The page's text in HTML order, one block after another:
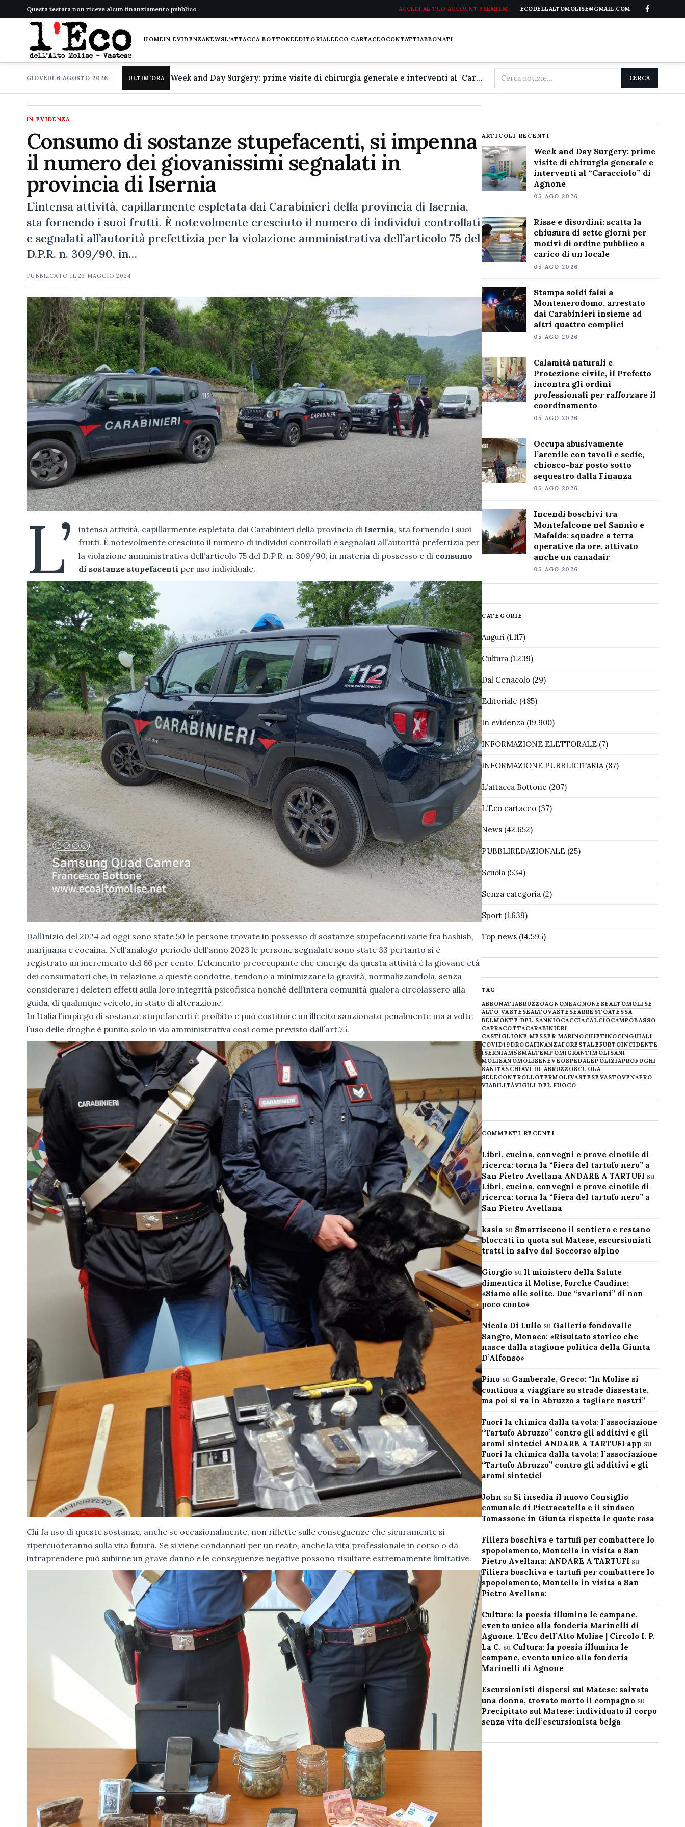
Questa testata non riceve alcun finanziamento pubblico ACCEDI AL TUO ACCOUNT PREMIUM ECODELLALTOMOLISE@GMAIL.COM
HOMEIN EVIDENZANEWSL'ATTACCA BOTTONEEDITORIALEECO CARTACEOCONTATTIABBONATI
GIOVEDÌ 6 AGOSTO 2026 ULTIM'ORA Week and Day Surgery: prime visite di chirurgia generale e interventi al "Caracciolo" di Agnone
Cerca
nel
CERCA
IN EVIDENZA
Consumo di sostanze stupefacenti, si impenna
il numero dei giovanissimi segnalati in
provincia di Isernia
L’intensa attività, capillarmente espletata dai Carabinieri della provincia di Isernia,
sta fornendo i suoi frutti. È notevolmente cresciuto il numero di individui controllati
e segnalati all’autorità prefettizia per la violazione amministrativa dell’articolo 75 del
D.P.R. n. 309/90, in…
PUBBLICATO IL23 MAGGIO 2024
L’ intensa attività, capillarmente espletata dai Carabinieri della provincia di Isernia, sta fornendo i suoi
frutti. È notevolmente cresciuto il numero di individui controllati e segnalati all’autorità prefettizia per
la violazione amministrativa dell’articolo 75 del D.P.R. n. 309/90, in materia di possesso e di consumo
di sostanze stupefacenti per uso individuale.
Dall’inizio del 2024 ad oggi sono state 50 le persone trovate in possesso di sostanze stupefacenti varie fra hashish,
marijuana e cocaina. Nell’analogo periodo dell’anno 2023 le persone segnalate sono state 33 pertanto si è
registrato un incremento del 66 per cento. L’elemento preoccupante che emerge da questa attività è la giovane età
dei consumatori che, in relazione a queste condotte, tendono a minimizzare la gravità, normalizzandola, senza
considerare i deleteri effetti sulla loro integrità psicofisica nonché dell’intera comunità qualora circolassero alla
guida, di qualunque veicolo, in stato di alterazione.
In Italia l’impiego di sostanze stupefacenti è proibito e può costituire un illecito sanzionato penalmente ma a volte
l’uso delle droghe è punito solo in via amministrativa così come previsto dall’art.75.
Chi fa uso di queste sostanze, anche se occasionalmente, non riflette sulle conseguenze che sicuramente si
ripercuoteranno sulla vita futura. Se si viene condannati per un reato, anche la vita professionale in corso o da
intraprendere può subirne un grave danno e le conseguenze negative possono risultare estremamente limitative.
ARTICOLI RECENTI
Week and Day Surgery: prime
visite di chirurgia generale e
interventi al “Caracciolo” di
Agnone
05 AGO 2026
Risse e disordini: scatta la
chiusura di sette giorni per
motivi di ordine pubblico a
carico di un locale
05 AGO 2026
Stampa soldi falsi a
Montenerodomo, arrestato
dai Carabinieri insieme ad
altri quattro complici
05 AGO 2026
Calamità naturali e
Protezione civile, il Prefetto
incontra gli ordini
professionali per rafforzare il
coordinamento
05 AGO 2026
Occupa abusivamente
l’arenile con tavoli e sedie,
chiosco-bar posto sotto
sequestro dalla Finanza
05 AGO 2026
Incendi boschivi tra
Montefalcone nel Sannio e
Mafalda: squadre a terra
operative da ore, attivato
anche un canadair
05 AGO 2026
CATEGORIE
Auguri(1.117)
Cultura(1.239)
Dal Cenacolo(29)
Editoriale (485)
In evidenza(19.900)
INFORMAZIONE ELETTORALE(7)
INFORMAZIONE PUBBLICITARIA(87)
L'attacca Bottone (207)
L'Eco cartaceo(37)
News(42.652)
PUBBLIREDAZIONALE(25)
Scuola(534)
Senza categoria(2)
Sport(1.639)
Top news(14.595)
TAG
ABBONATIABRUZZOAGNONEAGNONESEALTOMOLISE
ALTO VASTESEALTOVASTESEARRESTOATESSA
BELMONTE DEL SANNIOCACCIACALCIOCAMPOBASSO
CAPRACOTTACARABINIERI
CASTIGLIONE MESSER MARINOCHIETINOCINGHIALI
COVID19DROGAFINANZAFORESTALEFURTOINCIDENTE
ISERNIAM5SMALTEMPOMIGRANTIMOLISANI
MOLISANOMOLISENEVE OSPEDALEPOLIZIAPROFUGHI
SANITÀSCHIAVI DI ABRUZZOSCUOLA
SELECONTROLLOTERMOLIVASTESE VASTOVENAFRO
VIABILITÀVIGILI DEL FUOCO
COMMENTI RECENTI
Libri, cucina, convegni e prove cinofile di
ricerca: torna la “Fiera del tartufo nero” a
San Pietro Avellana ANDARE A TARTUFI su
Libri, cucina, convegni e prove cinofile di
ricerca: torna la “Fiera del tartufo nero” a
San Pietro Avellana
kasia su Smarriscono il sentiero e restano
bloccati in quota sul Matese, escursionisti
tratti in salvo dal Soccorso alpino
Giorgiosu Il ministero della Salute
dimentica il Molise, Forche Caudine:
«Siamo alle solite. Due “svarioni” di non
poco conto»
Nicola Di Lullosu Galleria fondovalle
Sangro, Monaco: «Risultato storico che
nasce dalla stagione politica della Giunta
D’Alfonso»
Pinosu Gamberale, Greco: “In Molise si
continua a viaggiare su strade dissestate,
ma poi si va in Abruzzo a tagliare nastri”
Fuori la chimica dalla tavola: l’associazione
“Tartufo Abruzzo” contro gli additivi e gli
aromi sintetici ANDARE A TARTUFI app su
Fuori la chimica dalla tavola: l’associazione
“Tartufo Abruzzo” contro gli additivi e gli
aromi sintetici
John su Si insedia il nuovo Consiglio
comunale di Pietracatella e il sindaco
Tomassone in Giunta rispetta le quote rosa
Filiera boschiva e tartufi per combattere lo
spopolamento, Montella in visita a San
Pietro Avellana: ANDARE A TARTUFI su
Filiera boschiva e tartufi per combattere lo
spopolamento, Montella in visita a San
Pietro Avellana:
Cultura: la poesia illumina le campane,
evento unico alla fonderia Marinelli di
Agnone. L’Eco dell’Alto Molise | Circolo I. P.
La C. su Cultura: la poesia illumina le
campane, evento unico alla fonderia
Marinelli di Agnone
Escursionisti dispersi sul Matese: salvata
una donna, trovato morto il compagnosu
Precipitato sul Matese: individuato il corpo
senza vita dell’escursionista belga